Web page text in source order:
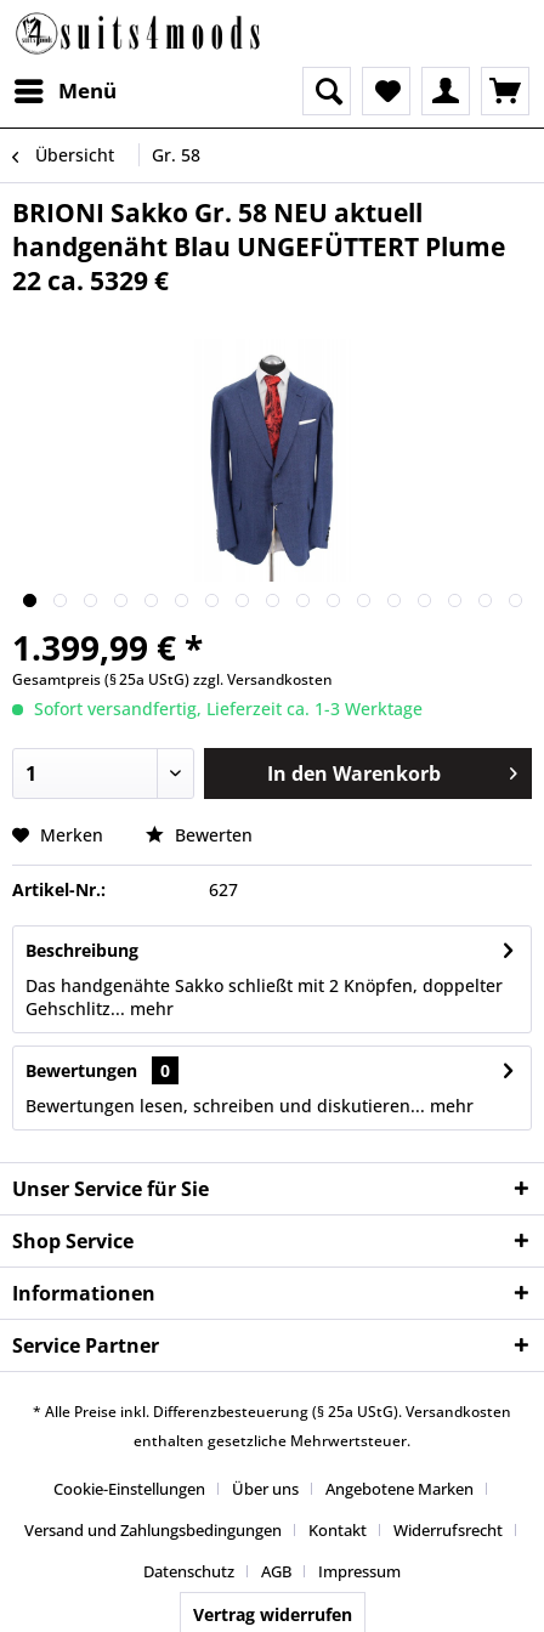
Menü
Übersicht Gr. 58
BRIONI Sakko Gr. 58 NEU aktuell
handgenäht Blau UNGEFÜTTERT Plume
22 ca. 5329 €
1.399,99 € *
Gesamtpreis (§ 25a UStG)zzgl. Versandkosten
Sofort versandfertig, Lieferzeit ca. 1-3 Werktage
In den Warenkorb
Merken Bewerten
Artikel-Nr.: 627
Beschreibung
Das handgenähte Sakko schließt mit 2 Knöpfen, doppelter
Gehschlitz... mehr
Bewertungen
0
Bewertungen lesen, schreiben und diskutieren... mehr
Unser Service für Sie
Shop Service
Informationen
Service Partner
* Alle Preise inkl. Differenzbesteuerung (§ 25a UStG).Versandkosten
enthalten gesetzliche Mehrwertsteuer.
Cookie-Einstellungen Über uns
Angebotene Marken
Versand und Zahlungsbedingungen
Kontakt
Widerrufsrecht
Datenschutz
AGB Impressum
Vertrag widerrufen